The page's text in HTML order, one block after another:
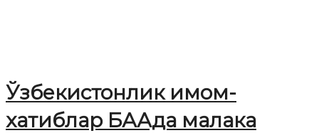
Ўзбекистонлик имом-
хатиблар БААда малака